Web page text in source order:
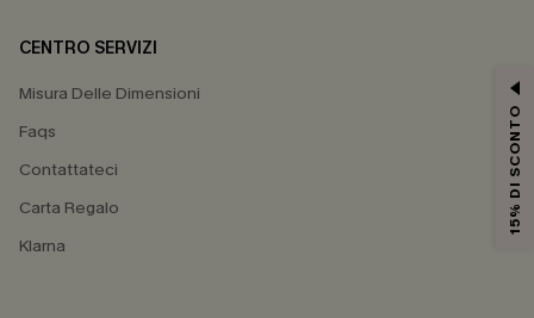
CENTRO SERVIZI
Misura Delle Dimensioni
Faqs
Contattateci
Carta Regalo
Klarna
15% DI SCONTO